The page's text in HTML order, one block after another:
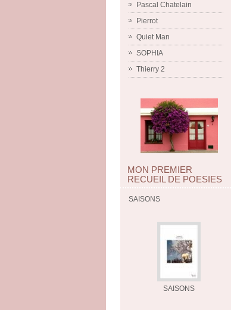
Pascal Chatelain
Pierrot
Quiet Man
SOPHIA
Thierry 2
MON PREMIER
RECUEIL DE POESIES
SAISONS
SAISONS